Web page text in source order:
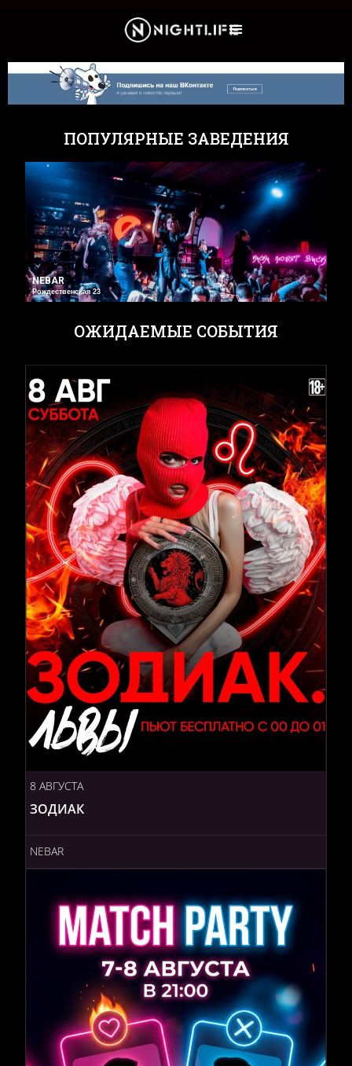
ПОПУЛЯРНЫЕ ЗАВЕДЕНИЯ
NEBAR
Рождественская 23
ОЖИДАЕМЫЕ СОБЫТИЯ
8 АВГУСТА
ЗОДИАК
NEBAR